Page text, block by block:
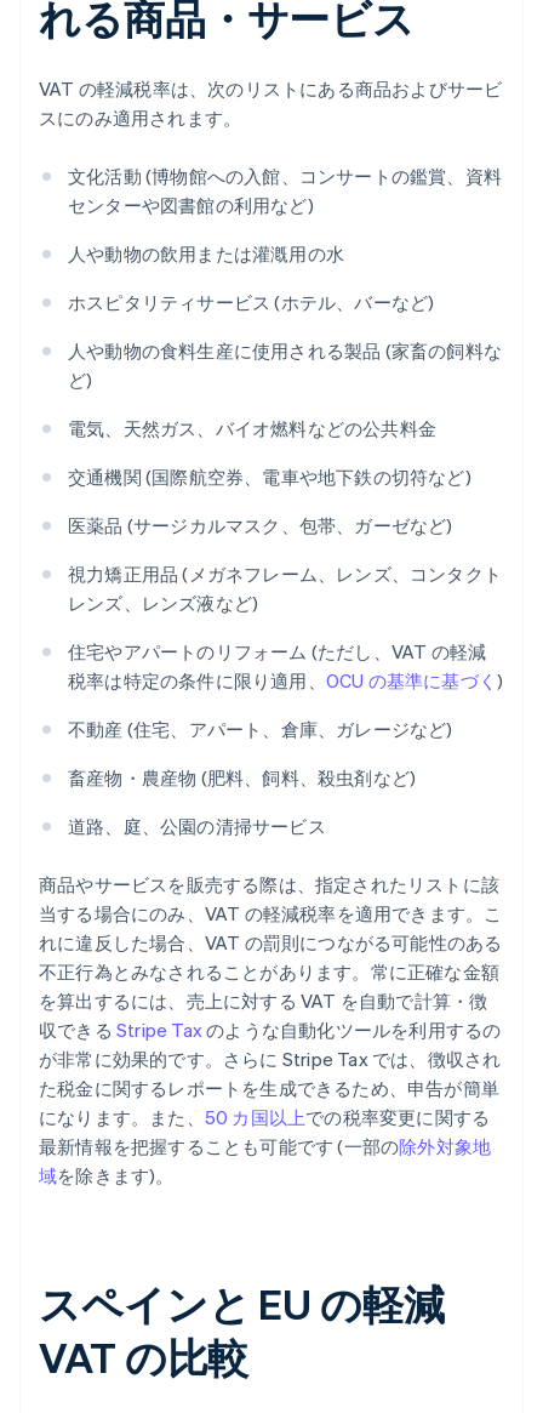
れる商品・サービス
VAT の軽減税率は、次のリストにある商品およびサービ
スにのみ適用されます。
文化活動 (博物館への入館、コンサートの鑑賞、資料
センターや図書館の利用など)
人や動物の飲用または灌漑用の水
ホスピタリティサービス (ホテル、バーなど)
人や動物の食料生産に使用される製品 (家畜の飼料な
ど)
電気、天然ガス、バイオ燃料などの公共料金
交通機関 (国際航空券、電車や地下鉄の切符など)
医薬品 (サージカルマスク、包帯、ガーゼなど)
視力矯正用品 (メガネフレーム、レンズ、コンタクト
レンズ、レンズ液など)
住宅やアパートのリフォーム (ただし、VAT の軽減
税率は特定の条件に限り適用、 OCU の基準に基づく)
不動産 (住宅、アパート、倉庫、ガレージなど)
畜産物・農産物 (肥料、飼料、殺虫剤など)
道路、庭、公園の清掃サービス
商品やサービスを販売する際は、指定されたリストに該
当する場合にのみ、VAT の軽減税率を適用できます。こ
れに違反した場合、VAT の罰則につながる可能性のある
不正行為とみなされることがあります。常に正確な金額
を算出するには、売上に対する VAT を自動で計算・徴
収できる Stripe Tax のような自動化ツールを利用するの
が非常に効果的です。さらに Stripe Tax では、徴収され
た税金に関するレポートを生成できるため、申告が簡単
になります。また、 50 カ国以上での税率変更に関する
最新情報を把握することも可能です (一部の除外対象地
域を除きます)。
スペインと EU の軽減
VAT の比較